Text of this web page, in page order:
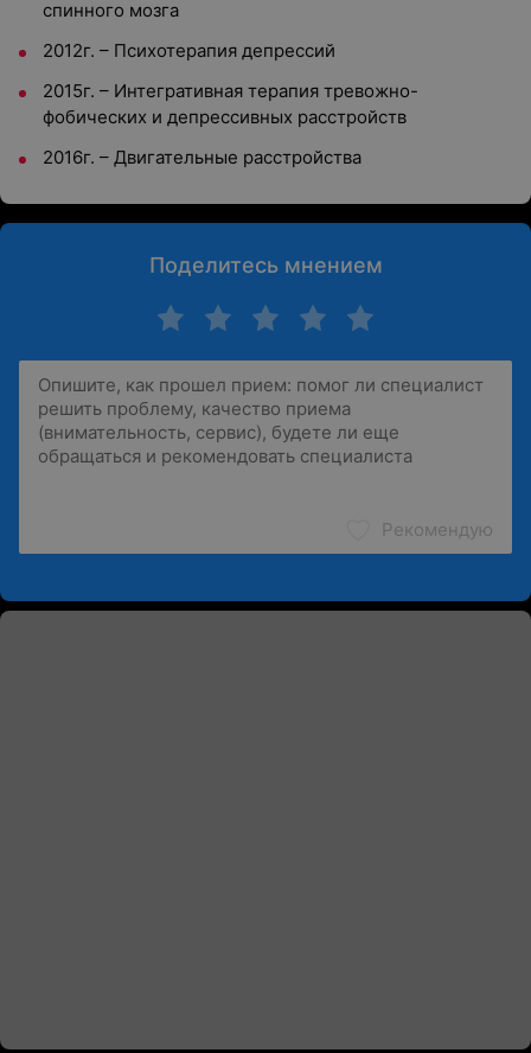
спинного мозга
2012г. – Психотерапия депрессий
2015г. – Интегративная терапия тревожно-
фобических и депрессивных расстройств
2016г. – Двигательные расстройства
Поделитесь мнением
Рекомендую